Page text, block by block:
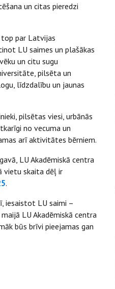
un citas pieredzi
top par Latvijas
LU saimes un plašākas
un citu sugu
pilsēta un
līdzdalību un jaunas
pilsētas viesi, urbānās
no vecuma un
arī aktivitātes bērniem.
LU Akadēmiskā centra
vietu skaita dēļ ir
.
iesaistot LU saimi –
LU Akadēmiskā centra
būs brīvi pieejamas gan